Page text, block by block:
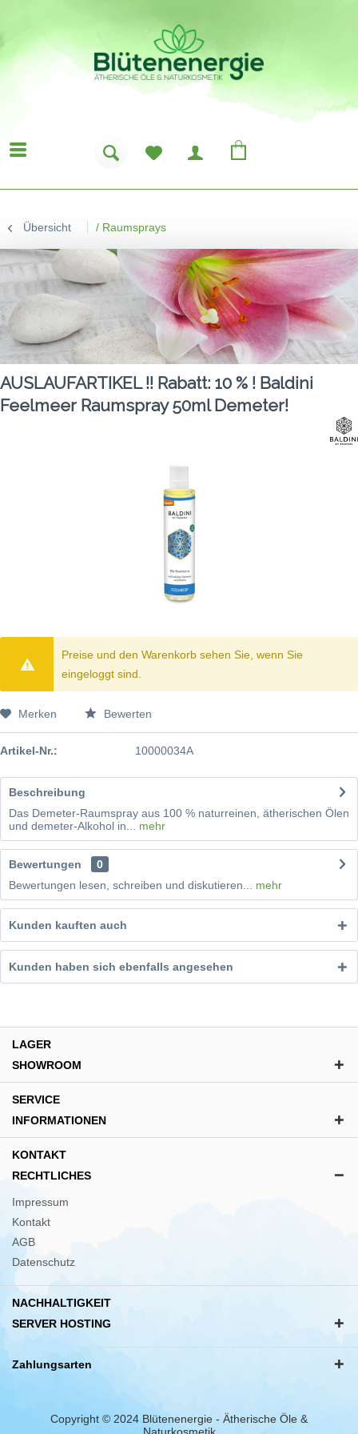
Übersicht / Raumsprays
AUSLAUFARTIKEL !! Rabatt: 10 % ! Baldini
Feelmeer Raumspray 50ml Demeter!
Preise und den Warenkorb sehen Sie, wenn Sie
eingeloggt sind.
Merken Bewerten
Artikel-Nr.: 10000034A
Beschreibung
Das Demeter-Raumspray aus 100 % naturreinen, ätherischen Ölen
und demeter-Alkohol in... mehr
Bewertungen
0
Bewertungen lesen, schreiben und diskutieren... mehr
Kunden kauften auch
Kunden haben sich ebenfalls angesehen
LAGER
SHOWROOM
SERVICE
INFORMATIONEN
KONTAKT
RECHTLICHES
Impressum
Kontakt
AGB
Datenschutz
NACHHALTIGKEIT
SERVER HOSTING
Zahlungsarten
Copyright © 2024 Blütenenergie - Ätherische Öle &